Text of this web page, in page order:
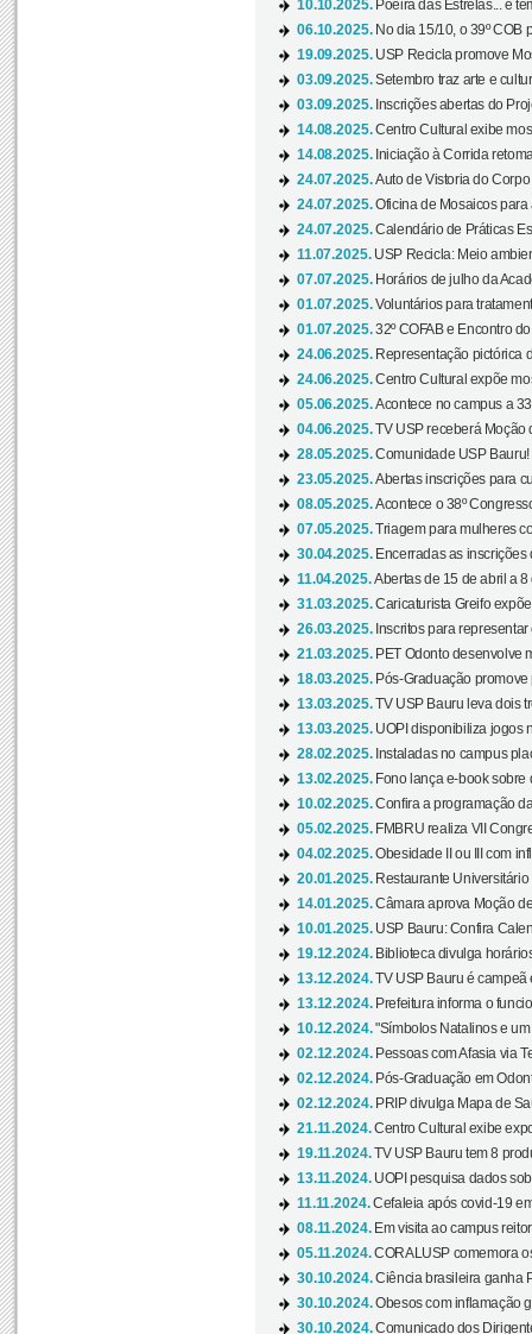
10.10.2025. Poeira das Estrelas... é
06.10.2025. No dia 15/10, o 39º COB
19.09.2025. USP Recicla promove
03.09.2025.Setembro traz arte e
03.09.2025. Inscrições abertas do
14.08.2025.Centro Cultural exibe
14.08.2025. Iniciação à Corrida
24.07.2025.Auto de Vistoria do
24.07.2025.Oficina de Mosaicos
24.07.2025.Calendário de Práticas
11.07.2025. USP Recicla: Meio
07.07.2025. Horários de julho da
01.07.2025.Voluntários para
01.07.2025.32º COFAB e Encontro
24.06.2025. Representação pictórica
24.06.2025.Centro Cultural expõe
05.06.2025.Acontece no campus a
04.06.2025.TV USP receberá Moção
28.05.2025.Comunidade USP Bauru!
23.05.2025.Abertas inscrições para
08.05.2025.Acontece o 38º
07.05.2025.Triagem para mulheres
30.04.2025. Encerradas as inscrições
11.04.2025.Abertas de 15 de abril a
31.03.2025.Caricaturista Greifo
26.03.2025. Inscritos para
21.03.2025. PET Odonto desenvolve
18.03.2025. Pós-Graduação
13.03.2025.TV USP Bauru leva dois
13.03.2025. UOPI disponibiliza jogos
28.02.2025. Instaladas no campus
13.02.2025. Fono lança e-book sobre
10.02.2025.Confira a programação
05.02.2025. FMBRU realiza VII
04.02.2025.Obesidade II ou III com
20.01.2025. Restaurante
14.01.2025.Câmara aprova Moção
10.01.2025. USP Bauru: Confira
19.12.2024. Biblioteca divulga
13.12.2024.TV USP Bauru é campeã
13.12.2024. Prefeitura informa o
10.12.2024."Símbolos Natalinos e
02.12.2024. Pessoas com Afasia via
02.12.2024. Pós-Graduação em
02.12.2024. PRIP divulga Mapa de
21.11.2024.Centro Cultural exibe
19.11.2024.TV USP Bauru tem 8
13.11.2024. UOPI pesquisa dados
11.11.2024.Cefaleia após covid-19
08.11.2024. Em visita ao campus
05.11.2024.CORALUSP comemora
30.10.2024.Ciência brasileira ganha
30.10.2024.Obesos com inflamação
30.10.2024.Comunicado dos